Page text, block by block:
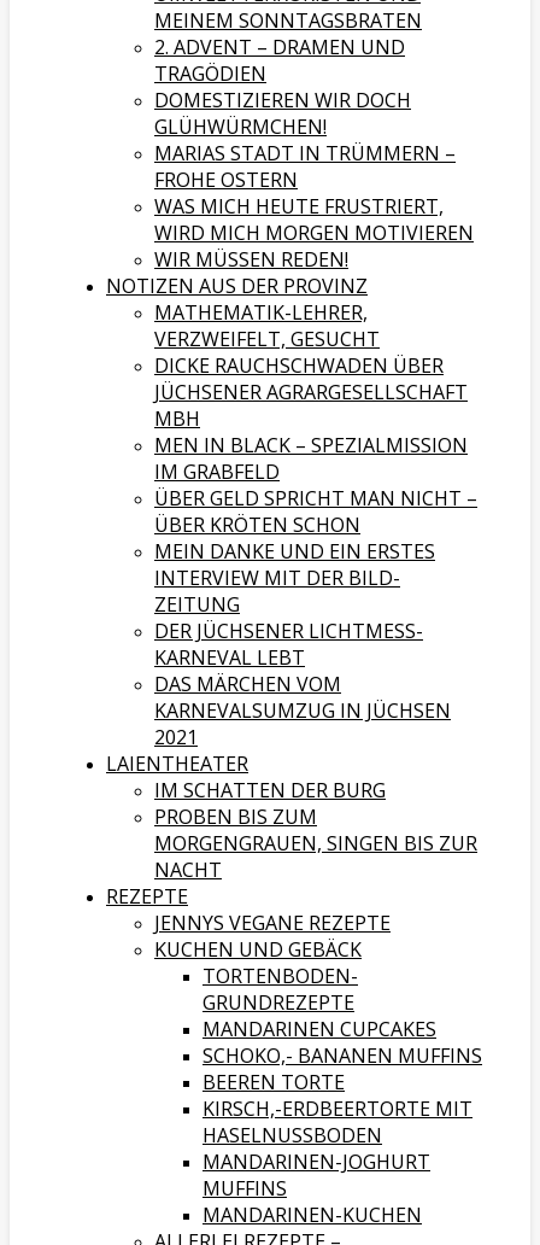
MEINEM SONNTAGSBRATEN
2. ADVENT – DRAMEN UND
TRAGÖDIEN
DOMESTIZIEREN WIR DOCH
GLÜHWÜRMCHEN!
MARIAS STADT IN TRÜMMERN –
FROHE OSTERN
WAS MICH HEUTE FRUSTRIERT,
WIRD MICH MORGEN MOTIVIEREN
WIR MÜSSEN REDEN!
NOTIZEN AUS DER PROVINZ
MATHEMATIK-LEHRER,
VERZWEIFELT, GESUCHT
DICKE RAUCHSCHWADEN ÜBER
JÜCHSENER AGRARGESELLSCHAFT
MBH
MEN IN BLACK – SPEZIALMISSION
IM GRABFELD
ÜBER GELD SPRICHT MAN NICHT –
ÜBER KRÖTEN SCHON
MEIN DANKE UND EIN ERSTES
INTERVIEW MIT DER BILD-
ZEITUNG
DER JÜCHSENER LICHTMESS-
KARNEVAL LEBT
DAS MÄRCHEN VOM
KARNEVALSUMZUG IN JÜCHSEN
2021
LAIENTHEATER
IM SCHATTEN DER BURG
PROBEN BIS ZUM
MORGENGRAUEN, SINGEN BIS ZUR
NACHT
REZEPTE
JENNYS VEGANE REZEPTE
KUCHEN UND GEBÄCK
TORTENBODEN-
GRUNDREZEPTE
MANDARINEN CUPCAKES
SCHOKO,- BANANEN MUFFINS
BEEREN TORTE
KIRSCH,-ERDBEERTORTE MIT
HASELNUSSBODEN
MANDARINEN-JOGHURT
MUFFINS
MANDARINEN-KUCHEN